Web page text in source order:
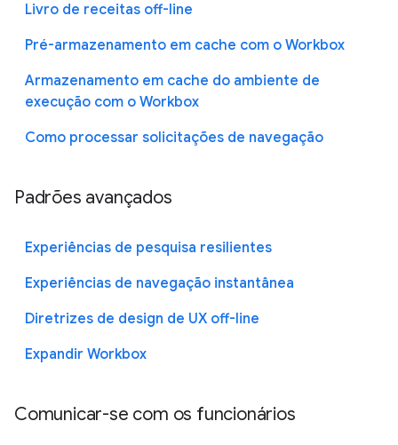
Livro de receitas off-line
Pré-armazenamento em cache com o Workbox
Armazenamento em cache do ambiente de
execução com o Workbox
Como processar solicitações de navegação
Padrões avançados
Experiências de pesquisa resilientes
Experiências de navegação instantânea
Diretrizes de design de UX off-line
Expandir Workbox
Comunicar-se com os funcionários